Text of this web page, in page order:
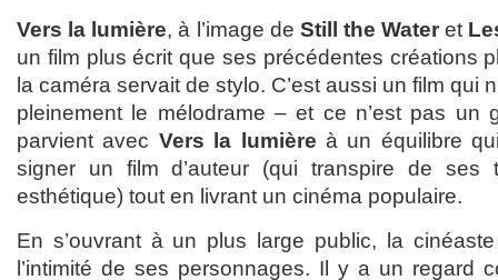
Vers la lumière, à l’image de Still the Water et
un film plus écrit que ses précédentes créations
la caméra servait de stylo. C’est aussi un film qui
pleinement le mélodrame – et ce n’est pas un
parvient avec Vers la lumière à un équilibre
signer un film d’auteur (qui transpire de ses
esthétique) tout en livrant un cinéma populaire.
En s’ouvrant à un plus large public, la cinéaste
l’intimité de ses personnages. Il y a un regard